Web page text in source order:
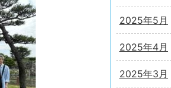
2025年5月
2025年4月
2025年3月